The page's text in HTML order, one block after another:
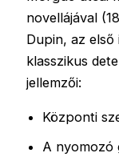
novellájával
Dupin, az
klasszikus
jellemzői:
Központi
A nyomozó